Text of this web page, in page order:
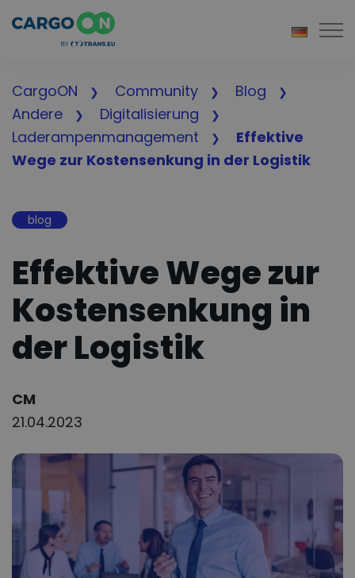
CargoON Community
Blog
Andere
Digitalisierung
Laderampenmanagement
Effektive
Wege zur Kostensenkung in der Logistik
blog
Effektive Wege zur
Kostensenkung in
der Logistik
Author:
CM
21.04.2023